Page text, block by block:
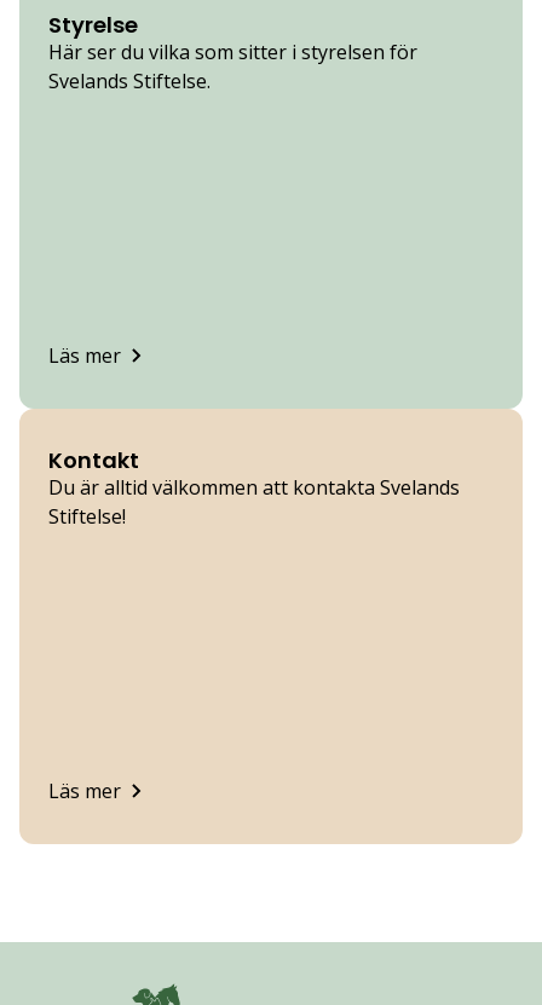
Styrelse
Här ser du vilka som sitter i styrelsen för
Svelands Stiftelse.
Läs mer
Kontakt
Du är alltid välkommen att kontakta Svelands
Stiftelse!
Läs mer